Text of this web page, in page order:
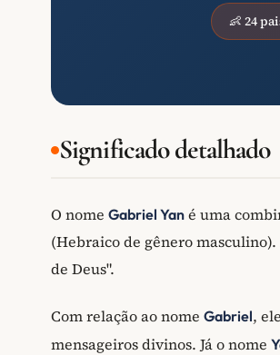
👶 24
Significado detalhado
O nome Gabriel Yan é uma
(Hebraico de gênero
de Deus".
Com relação ao nome Gabriel,
mensageiros divinos. Já o nome